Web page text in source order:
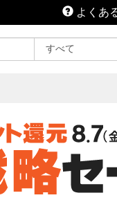
よくあ